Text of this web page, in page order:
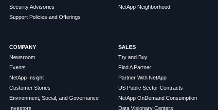
Security Advisories
Support Policies and Offerings
NetApp Neighborhood
COMPANY
Newsroom
Events
NetApp Insight
Customer Stories
Environment, Social, and Governance
Investors
SALES
Try and Buy
Find A Partner
Partner With NetApp
US Public Sector Contracts
NetApp OnDemand Consumption
Data Visionary Centers